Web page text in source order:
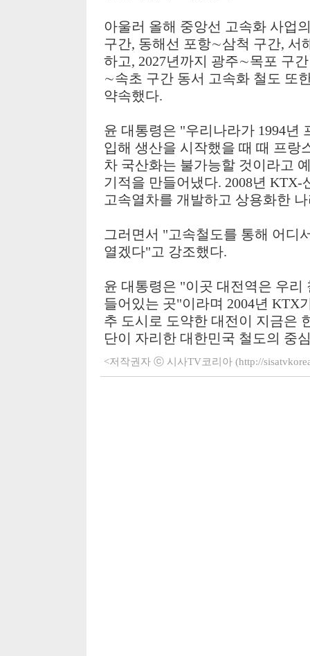
아울러 올해 중앙선 고속화 사업
구간, 동해선 포항∼삼척 구간, 서
하고, 2027년까지 광주∼목포 구
∼속초 구간 동서 고속화 철도 또
약속했다.
윤 대통령은 "우리나라가 1994년
입해 생산을 시작했을 때 때 프랑
차 국산화는 불가능할 것이라고
기적을 만들어냈다. 2008년 KTX-
고속열차를 개발하고 상용화한
그러면서 "고속철도를 통해 어디
열겠다"고 강조했다.
윤 대통령은 "이곳 대전역은 우리
들어있는 곳"이라며 2004년 KTX
추 도시로 도약한 대전이 지금은
단이 자리한 대한민국 철도의 중
<저작권자 ⓒ 시사TV코리아 (http://